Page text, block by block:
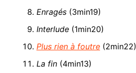
Enragés(3min19)
Interlude(1min20)
Plus rien à foutre(2min22)
La fin(4min13)